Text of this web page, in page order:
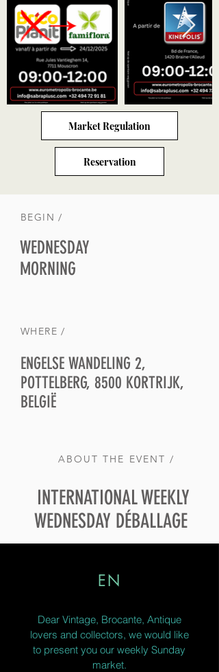
Market Regulation
Reservation
BEGIN /
WEDNESDAY
MORNING
WHERE /
ENGELSE WANDELING 2,
POTTELBERG, 8500 KORTRIJK,
BELGIË
ABOUT THE EVENT /
INTERNATIONAL WEEKLY
WEDNESDAY DÉBALLAGE
EN
Dear Vintage, Brocante, Antique
lovers and collectors, we would like
to present you our weekly Sunday
market.